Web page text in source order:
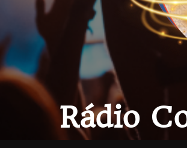
Rádio